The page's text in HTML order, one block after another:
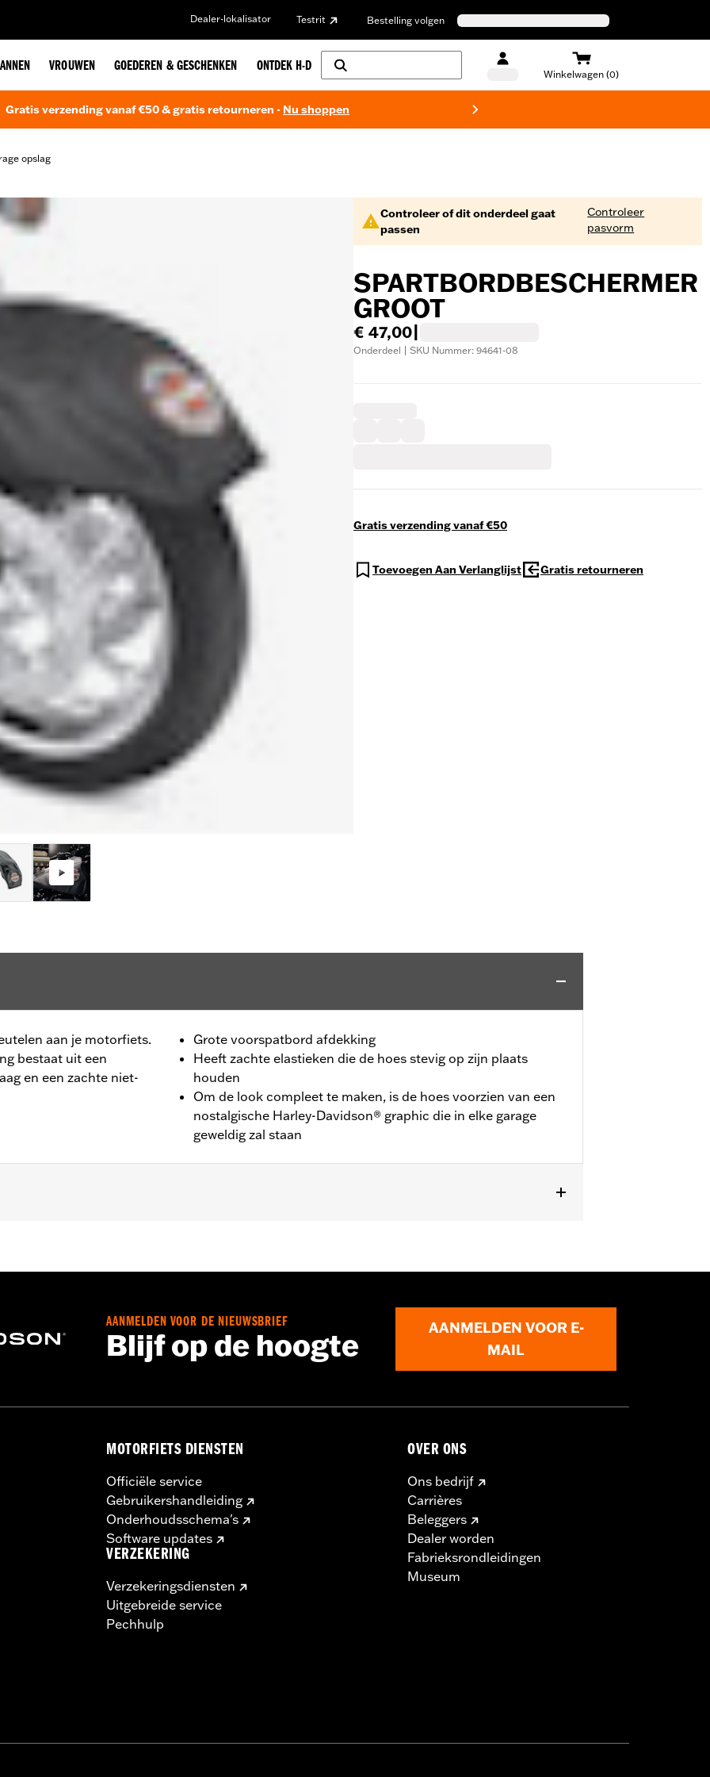
Dealer-lokalisator Testrit Bestelling volgen
VROUWEN GOEDEREN & GESCHENKEN ONTDEK H-D
Winkelwagen (0)
Gratis verzending vanaf €50 & gratis retourneren - Nu shoppen
opslag
Controleer of dit onderdeel gaat
passen
Controleer
pasvorm
SPARTBORDBESCHERMER
GROOT
€ 47,00
Onderdeel | SKU Nummer: 94641-08
Gratis verzending vanaf €50
Toevoegen Aan Verlanglijst Gratis retourneren
aan je motorfiets.
bestaat uit een
en een zachte niet-
Grote voorspatbord afdekking
Heeft zachte elastieken die de hoes stevig op zijn plaats
houden
Om de look compleet te maken, is de hoes voorzien van een
nostalgische Harley-Davidson® graphic die in elke garage
geweldig zal staan
voor gebruik tijdens transport op een trailer. Door een H-D® motorhoes te gebruiken
scheuren en mogelijk schade aan de hoes en motorfiets veroorzaken.
AANMELDEN VOOR DE NIEUWSBRIEF
Blijf op de hoogte
AANMELDEN VOOR E-
MAIL
MOTORFIETS DIENSTEN
Officiële service
Gebruikershandleiding
Onderhoudsschema's
Software updates
VERZEKERING
Verzekeringsdiensten
Uitgebreide service
Pechhulp
OVER ONS
Ons bedrijf
Carrières
Beleggers
Dealer worden
Fabrieksrondleidingen
Museum